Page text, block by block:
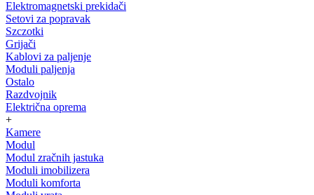
Elektromagnetski prekidači
Setovi za popravak
Szczotki
Grijači
Kablovi za paljenje
Moduli paljenja
Ostalo
Razdvojnik
Električna oprema
+
Kamere
Modul
Modul zračnih jastuka
Moduli imobilizera
Moduli komforta